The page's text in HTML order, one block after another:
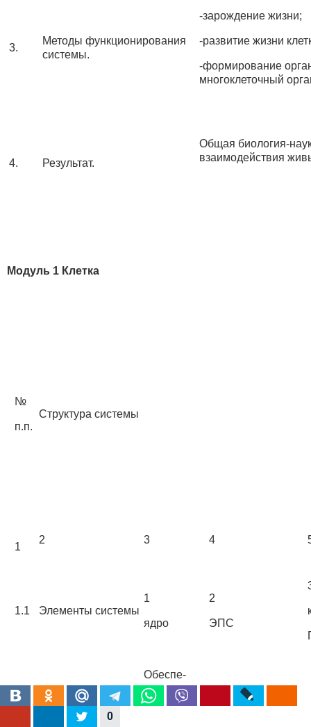
3.
Методы функционирования
системы.
-зарождение жизни;
-развитие жизни
-формирование
многоклеточный
4. Результат.
Общая биология-
взаимодействия
Модуль 1 Клетка
№
п.п.
Структура системы
1
2 3 4
1.1 Элементы системы
1
ядро
2
ЭПС
Обеспе­
чивает
деление
Обеспечивает:
0